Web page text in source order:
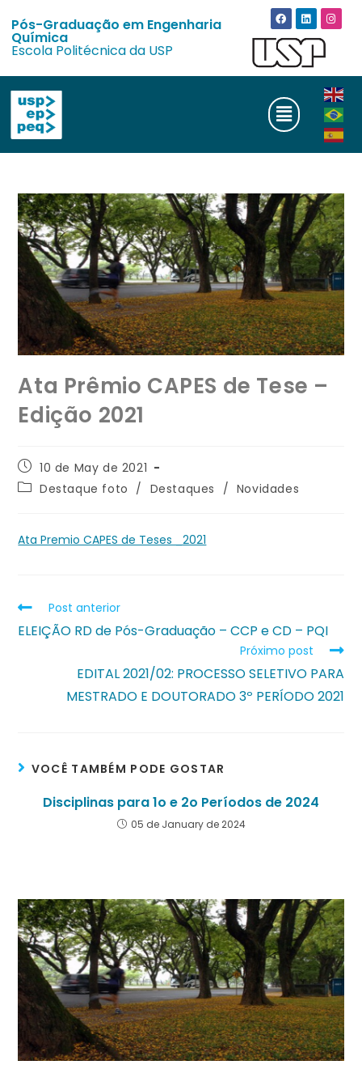
Pós-Graduação em Engenharia
Química
Escola Politécnica da USP
Ata Prêmio CAPES de Tese –
Edição 2021
10 de May de 2021
Destaque foto / Destaques / Novidades
Ata Premio CAPES de Teses _2021
Post anterior
ELEIÇÃO RD de Pós-Graduação – CCP e CD – PQI
Próximo post
EDITAL 2021/02: PROCESSO SELETIVO PARA
MESTRADO E DOUTORADO 3º PERÍODO 2021
VOCÊ TAMBÉM PODE GOSTAR
Disciplinas para 1o e 2o Períodos de 2024
05 de January de 2024